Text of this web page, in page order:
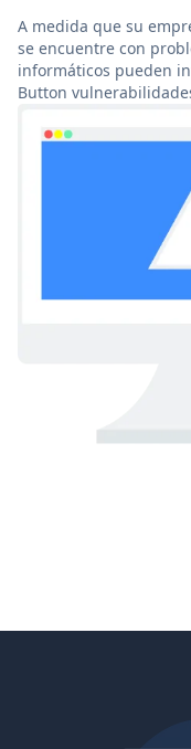
A medida que su
se encuentre con
informáticos pueden
Button